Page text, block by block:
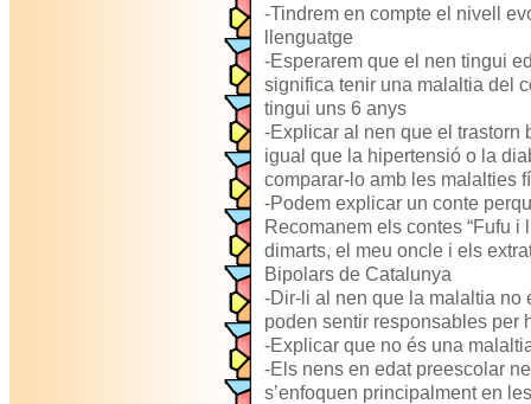
-Tindrem en compte el nivell
llenguatge
-Esperarem que el nen tingui
significa tenir una malaltia del
tingui uns 6 anys
-Explicar al nen que el trastorn
igual que la hipertensió o la
comparar-lo amb les malalties
-Podem explicar un conte
Recomanem els contes “Fufu i
dimarts, el meu oncle i els
Bipolars de Catalunya
-Dir-li al nen que la malaltia no
poden sentir responsables per
-Explicar que no és una
-Els nens en edat preescolar
s’enfoquen principalment en